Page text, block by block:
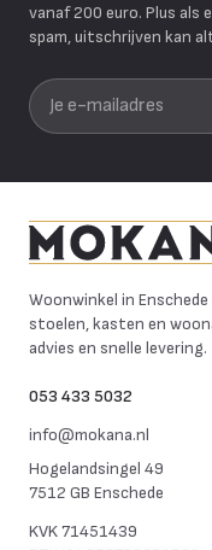
vanaf 200 euro. Plus als
spam, uitschrijven kan
Je e-mailadres
Woonwinkel in
stoelen, kasten en
advies en snelle levering.
053 433 5032
info@mokana.nl
Hogelandsingel 49
7512 GB Enschede
KVK71451439